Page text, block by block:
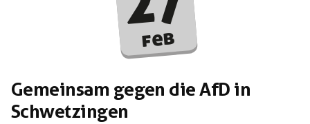
feb
Gemeinsam gegen die AfD in
Schwetzingen